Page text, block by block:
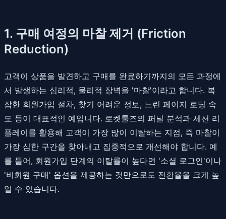
1. 구매 여정의 마찰 제거 (Friction
Reduction)
고객이 상품을 발견하고 구매를 완료하기까지의 모든 과정에
서 발생하는 심리적, 물리적 장벽을 '마찰'이라고 합니다. 복
잡한 회원가입 절차, 찾기 어려운 정보, 느린 페이지 로딩 속
도 등이 대표적인 예입니다. 로켓툴즈의 퍼널 분석과 세션 리
플레이를 활용해 고객이 가장 많이 이탈하는 지점, 즉 마찰이
가장 심한 구간을 찾아내고 집중적으로 개선해야 합니다. 예
를 들어, 회원가입 단계의 이탈률이 높다면 '소셜 로그인'이나
'비회원 구매' 옵션을 제공하는 것만으로도 전환율을 크게 높
일 수 있습니다.